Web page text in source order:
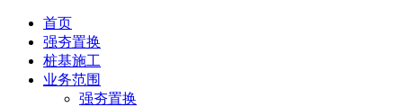
首页
强夯置换
桩基施工
业务范围
强夯置换